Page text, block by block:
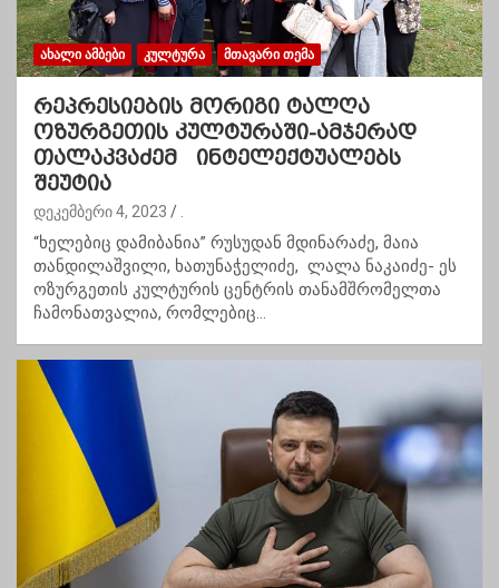
ᲐᲮᲐᲚᲘ ᲐᲛᲑᲔᲑᲘ ᲙᲣᲚᲢᲣᲠᲐ ᲛᲗᲐᲕᲐᲠᲘ ᲗᲔᲛᲐ
რეპრესიების მორიგი ტალღა
ოზურგეთის კულტურაში-ამჯერად
თალაკვაძემ ინტელექტუალებს
შეუტია
დეკემბერი 4, 2023
“ხელებიც დამიბანია” რუსუდან მდინარაძე, მაია
თანდილაშვილი, ხათუნაჭელიძე, ლალა ნაკაიძე- ეს
ოზურგეთის კულტურის ცენტრის თანამშრომელთა
ჩამონათვალია, რომლებიც…